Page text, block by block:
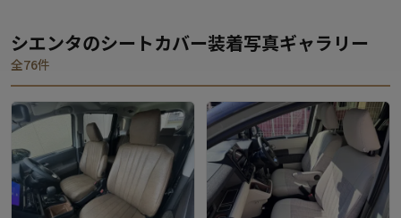
シエンタのシートカバー装着写真ギャラリー
全76件